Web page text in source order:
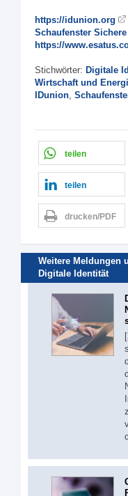
https://idunion.org
Schaufenster
https://
Stichwörter: Digitale
Wirtschaft und
IDunion,
teilen
teilen
drucken/PDF
Weitere Meldungen
Digitale Identität